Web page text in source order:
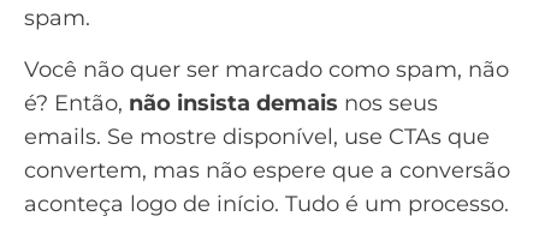
spam.
Você não quer ser marcado como spam, não
é? Então, não insista demais nos seus
emails. Se mostre disponível, use CTAs que
convertem, mas não espere que a conversão
aconteça logo de início. Tudo é um processo.